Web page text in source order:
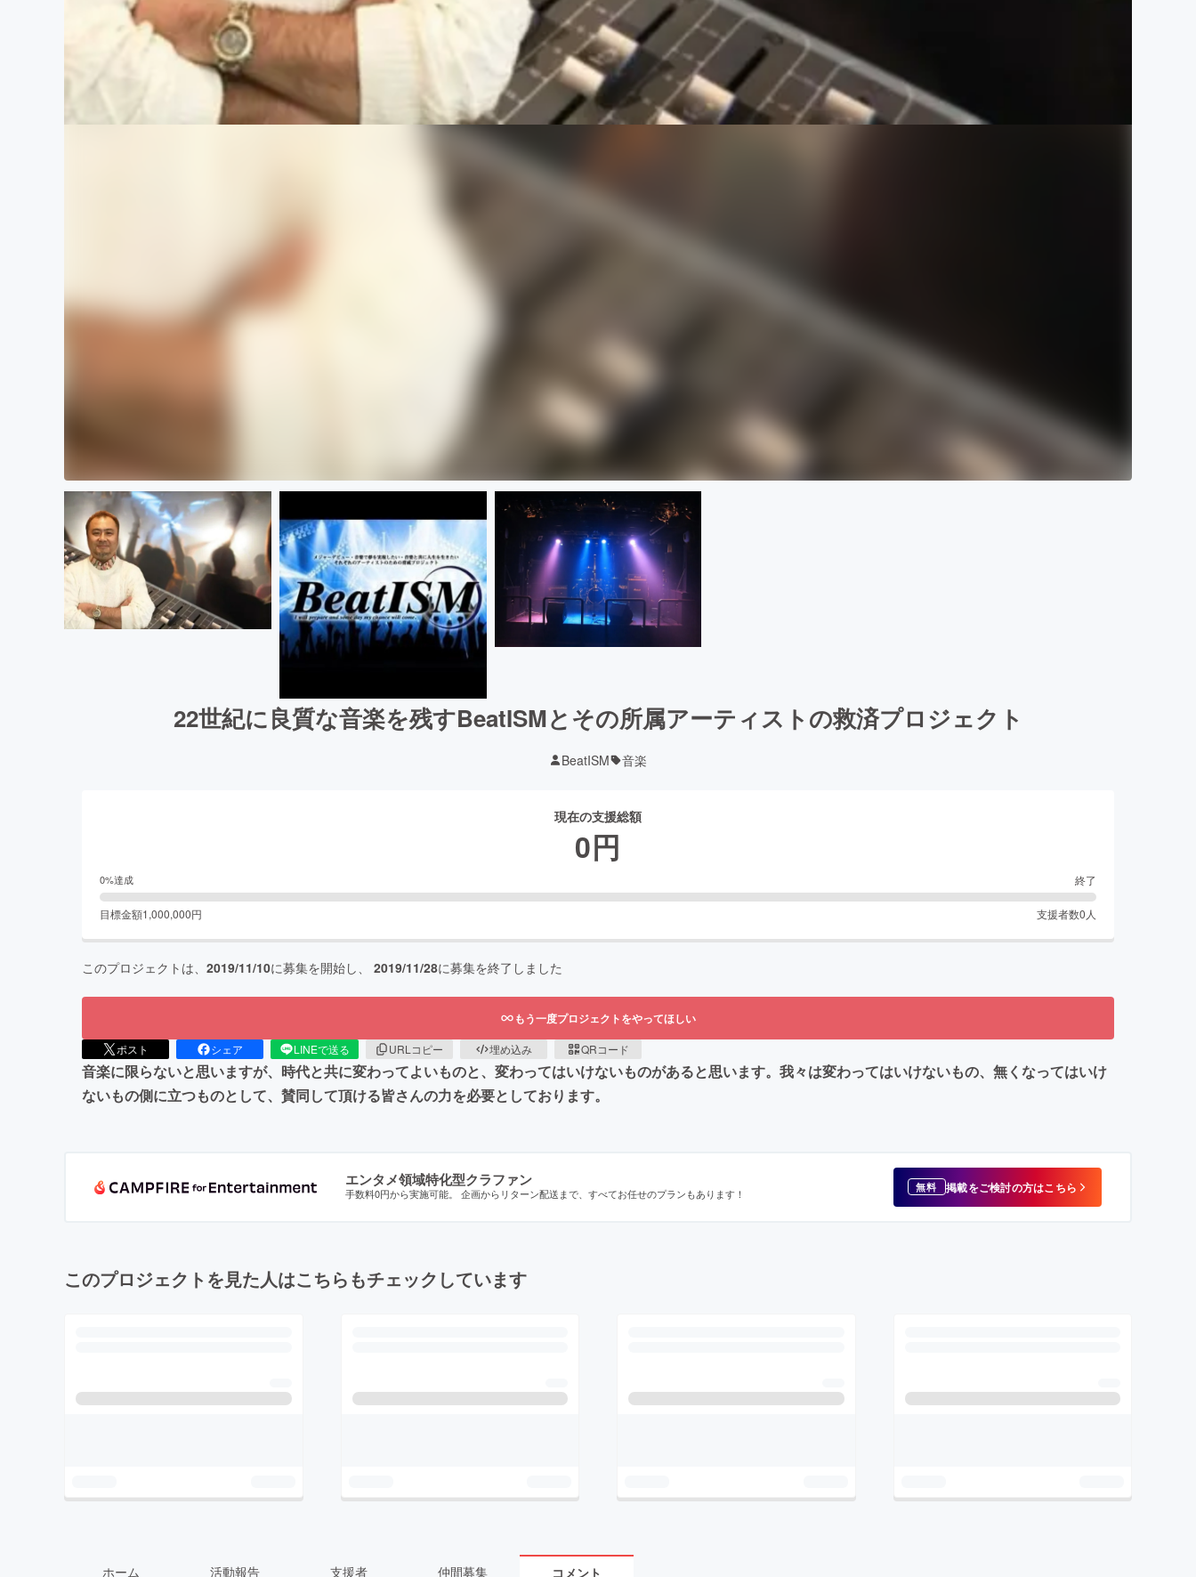
22世紀に良質な音楽を残すBeatISMとその所属アーティストの救済プロジェクト
BeatISM 音楽
現在の支援総額
0円
0%達成 終了
目標金額1,000,000円 支援者数0 人
このプロジェクトは、 2019/11/10に募集を開始し、 2019/11/28に募集を終了しました
もう一度プロジェクトをやってほしい
ポスト シェア LINEで送る URLコピー 埋め込み QRコード
音楽に限らないと思いますが、時代と共に変わってよいものと、変わってはいけないものがあると思います。我々は変わってはいけないもの、無くなってはいけ
ないもの側に立つものとして、賛同して頂ける皆さんの力を必要としております。
エンタメ領域特化型クラファン
手数料0円から実施可能。 企画からリターン配送まで、すべてお任せのプランもあります！ 無料 掲載をご検討の方はこちら
このプロジェクトを見た人はこちらもチェックしています
ホーム 活動報告 支援者 仲間募集 コメント